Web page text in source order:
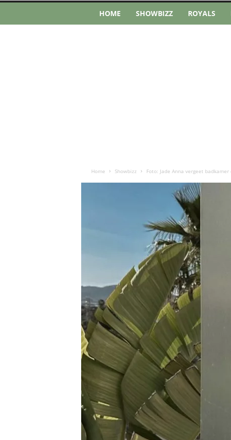
HOME SHOWBIZZ ROYALS
Home Showbizz Foto: Jade Anna vergeet